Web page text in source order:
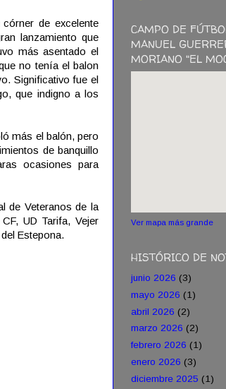
de excelente
lanzamiento que
más asentado el
no tenía el balon
Significativo fue el
que indigno a los
más el balón, pero
de banquillo
ocasiones para
de Veteranos de la
UD Tarifa, Vejer
Estepona.
CAMPO DE
MANUEL
MORIANO "EL
Ver mapa más grande
HISTÓRICO DE
junio 2026 (3)
mayo 2026 (1)
abril 2026 (2)
marzo 2026 (2)
febrero 2026 (1)
enero 2026 (3)
diciembre 2025 (1)